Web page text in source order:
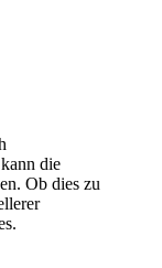
die
Ob dies zu